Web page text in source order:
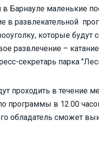
Барнауле маленькие
в развлекательной
которые
развлечение –
секретарь парка
проходить в течение
программы в 12.00
обладатель сможет